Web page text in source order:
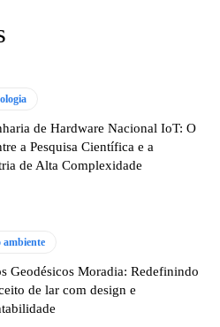
de Hardware Nacional IoT: O
a Pesquisa Científica e a
de Alta Complexidade
ambiente
Geodésicos Moradia: Redefinindo
de lar com design e